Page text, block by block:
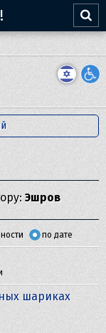
Эшров
по дате
шариках